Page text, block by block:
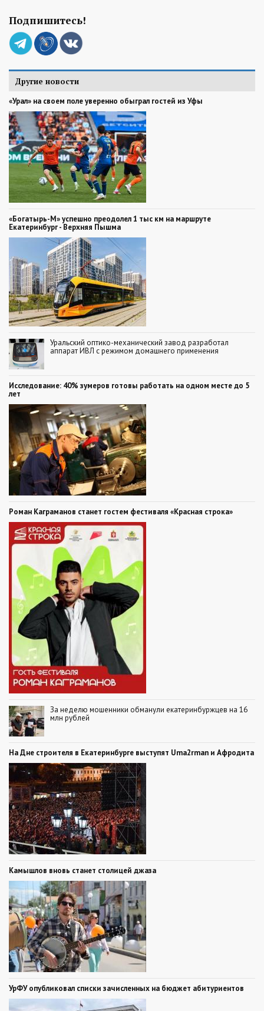
Подпишитесь!
Другие новости
«Урал» на своем поле уверенно обыграл гостей из Уфы
«Богатырь-М» успешно преодолел 1 тыс км на маршруте
Екатеринбург - Верхняя Пышма
Уральский оптико-механический завод разработал
аппарат ИВЛ с режимом домашнего применения
Исследование: 40% зумеров готовы работать на одном месте до 5
лет
Роман Каграманов станет гостем фестиваля «Красная строка»
За неделю мошенники обманули екатеринбуржцев на 16
млн рублей
На Дне строителя в Екатеринбурге выступят Uma2rman и Афродита
Камышлов вновь станет столицей джаза
УрФУ опубликовал списки зачисленных на бюджет абитуриентов